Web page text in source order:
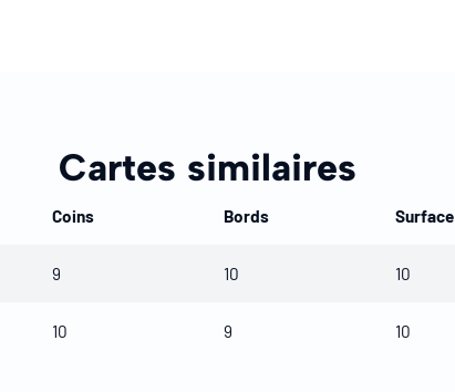
Cartes similaires
Coins Bords Surface
9 10 10
10 9 10